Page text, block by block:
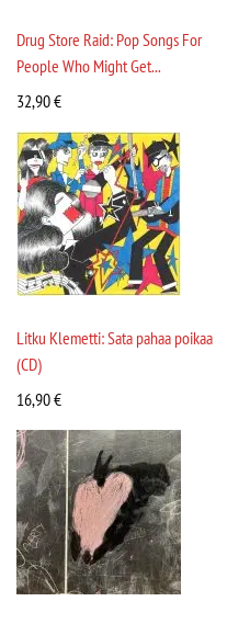
Drug Store Raid: Pop Songs For
People Who Might Get...
32,90€
Litku Klemetti: Sata pahaa poikaa
(CD)
16,90€